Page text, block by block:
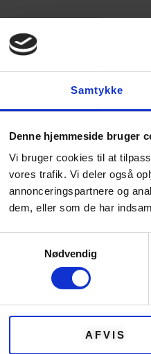
Samtykke
Denne hjemmeside bruger
Vi bruger cookies til at
vores trafik. Vi deler også
annonceringspartnere og
dem, eller som de har
Nødvendig
AFVIS
by Canard